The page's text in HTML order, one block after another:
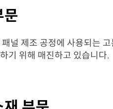
문
널 제조 공정에 사용되는
기 위해 매진하고 있습니다.